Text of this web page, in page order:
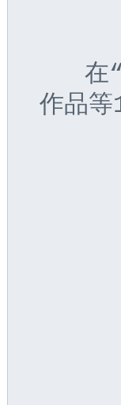
在“
作品等